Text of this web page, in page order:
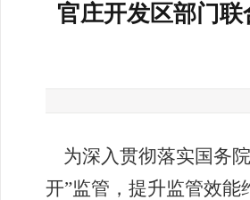
官庄开发区部门
为深入贯彻落实国务
开”监管，提升监管效